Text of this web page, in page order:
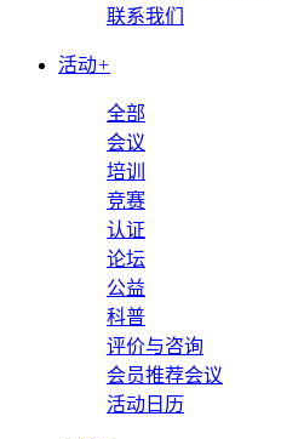
联系我们
活动+
全部
会议
培训
竞赛
认证
论坛
公益
科普
评价与咨询
会员推荐会议
活动日历